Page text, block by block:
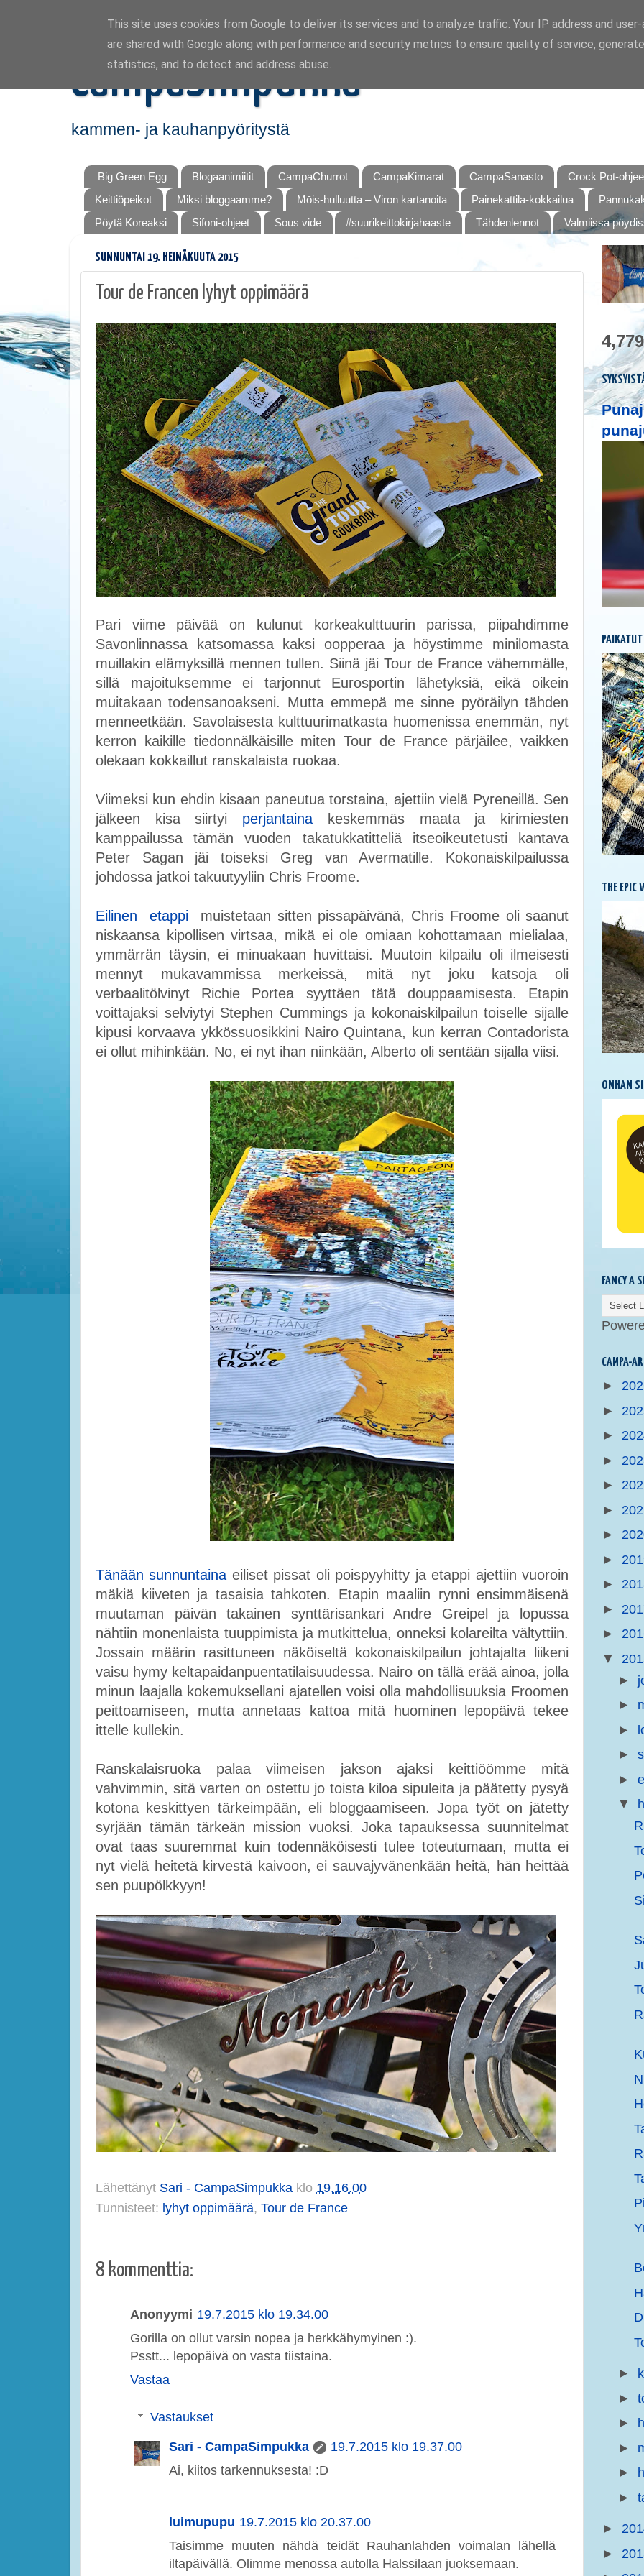
CampaSimpukka
kammen- ja kauhanpyöritystä
Big Green Egg Blogaanimiitit CampaChurrot CampaKimarat CampaSanasto
Crock Pot-
Keittiöpeikot
Miksi bloggaamme? Mōis-hulluutta – Viron kartanoita Painekattila-kokkailua
Pöytä Koreaksi
Sifoni-ohjeet Sous vide #suurikeittokirjahaaste Tähdenlennot Valmiissa
SUNNUNTAI 19. HEINÄKUUTA 2015
Tour de Francen lyhyt oppimäärä
Pari viime päivää on kulunut korkeakulttuurin parissa, piipahdimme
Savonlinnassa katsomassa kaksi oopperaa ja höystimme minilomasta
muillakin elämyksillä mennen tullen. Siinä jäi Tour de France vähemmälle,
sillä majoituksemme ei tarjonnut Eurosportin lähetyksiä, eikä oikein
muitakaan todensanoakseni. Mutta emmepä me sinne pyöräilyn tähden
menneetkään. Savolaisesta kulttuurimatkasta huomenissa enemmän, nyt
kerron kaikille tiedonnälkäisille miten Tour de France pärjäilee, vaikken
olekaan kokkaillut ranskalaista ruokaa.
Viimeksi kun ehdin kisaan paneutua torstaina, ajettiin vielä Pyreneillä. Sen
jälkeen kisa siirtyi perjantainakeskemmäs maata ja kirimiesten
kamppailussa tämän vuoden takatukkatitteliä itseoikeutetusti kantava
Peter Sagan jäi toiseksi Greg van Avermatille. Kokonaiskilpailussa
johdossa jatkoi takuutyyliin Chris Froome.
Eilinen etappi muistetaan sitten pissapäivänä, Chris Froome oli saanut
niskaansa kipollisen virtsaa, mikä ei ole omiaan kohottamaan mielialaa,
ymmärrän täysin, ei minuakaan huvittaisi. Muutoin kilpailu oli ilmeisesti
mennyt mukavammissa merkeissä, mitä nyt joku katsoja oli
verbaalitölvinyt Richie Portea syyttäen tätä douppaamisesta. Etapin
voittajaksi selviytyi Stephen Cummings ja kokonaiskilpailun toiselle sijalle
kipusi korvaava ykkössuosikkini Nairo Quintana, kun kerran Contadorista
ei ollut mihinkään. No, ei nyt ihan niinkään, Alberto oli sentään sijalla viisi.
Tänään sunnuntainaeiliset pissat oli poispyyhitty ja etappi ajettiin vuoroin
mäkiä kiiveten ja tasaisia tahkoten. Etapin maaliin rynni ensimmäisenä
muutaman päivän takainen synttärisankari Andre Greipel ja lopussa
nähtiin monenlaista tuuppimista ja mutkittelua, onneksi kolareilta vältyttiin.
Jossain määrin rasittuneen näköiseltä kokonaiskilpailun johtajalta liikeni
vaisu hymy keltapaidanpuentatilaisuudessa. Nairo on tällä erää ainoa, jolla
minun laajalla kokemuksellani ajatellen voisi olla mahdollisuuksia Froomen
peittoamiseen, mutta annetaas kattoa mitä huominen lepopäivä tekee
ittelle kullekin.
Ranskalaisruoka palaa viimeisen jakson ajaksi keittiöömme mitä
vahvimmin, sitä varten on ostettu jo toista kiloa sipuleita ja päätetty pysyä
kotona keskittyen tärkeimpään, eli bloggaamiseen. Jopa työt on jätetty
syrjään tämän tärkeän mission vuoksi. Joka tapauksessa suunnitelmat
ovat taas suuremmat kuin todennäköisesti tulee toteutumaan, mutta ei
nyt vielä heitetä kirvestä kaivoon, ei sauvajyvänenkään heitä, hän heittää
sen puupölkkyyn!
Lähettänyt Sari - CampaSimpukka klo 19.16.00
Tunnisteet: lyhyt oppimäärä, Tour de France
8 kommenttia:
Anonyymi 19.7.2015 klo 19.34.00
Gorilla on ollut varsin nopea ja herkkähymyinen :).
Psstt... lepopäivä on vasta tiistaina.
Vastaa
Vastaukset
Sari - CampaSimpukka
19.7.2015 klo 19.37.00
Ai, kiitos tarkennuksesta! :D
luimupupu 19.7.2015 klo 20.37.00
Taisimme muuten nähdä teidät Rauhanlahden voimalan lähellä
iltapäivällä. Olimme menossa autolla Halssilaan juoksemaan.
THE EPIC
ONHAN
FANCY A
CAMPA-
►
►
►
►
►
►
►
►
►
►
►
▼
►
►
►
►
►
▼
►
►
►
►
►
►
►
►
This site uses cookies from Google to deliver its services and to analyze traffic. Your IP address and
are shared with Google along with performance and security metrics to ensure quality of service,
statistics, and to detect and address abuse.